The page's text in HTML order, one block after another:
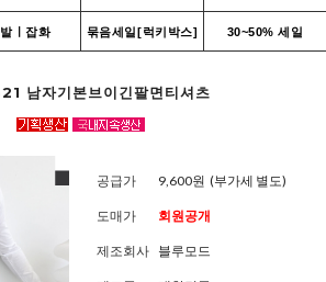
ㅣ잡화 묶음세일[럭키박스] 30~50% 세일
남자기본브이긴팔면티셔츠
공급가 9,600원 (부가세 별도)
도매가 회원공개
제조회사 블루모드